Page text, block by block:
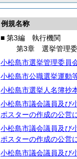
例規名称
■ 第3編 執行機関
第3章 選挙管理
小松島市選挙管理委員
小松島市公職選挙運動
小松島市選挙人名簿抄
小松島市議会議員及び
ポスターの作成の公営
小松島市議会議員及び
ポスターの作成の公営
小松島市議会議員及び